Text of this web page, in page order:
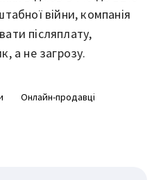
війни, компанія
післяплату,
а не загрозу.
Онлайн-продавці